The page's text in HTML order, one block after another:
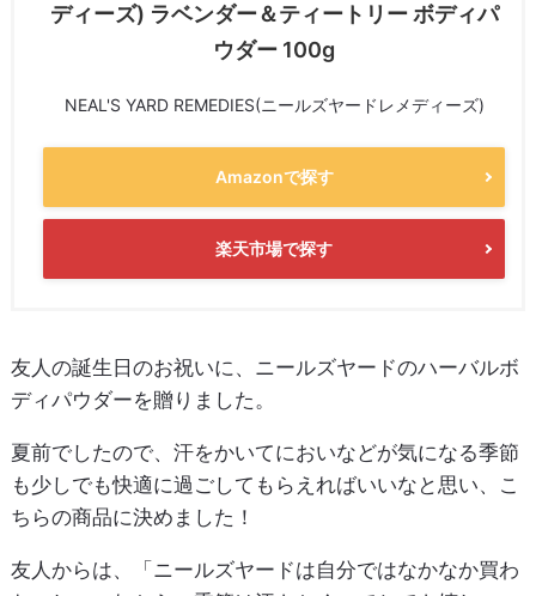
ディーズ) ラベンダー＆ティートリー ボディパ
ウダー 100g
NEAL'S YARD REMEDIES(ニールズヤードレメディーズ)
Amazonで探す
楽天市場で探す
友人の誕生日のお祝いに、ニールズヤードのハーバルボ
ディパウダーを贈りました。
夏前でしたので、汗をかいてにおいなどが気になる季節
も少しでも快適に過ごしてもらえればいいなと思い、こ
ちらの商品に決めました！
友人からは、「ニールズヤードは自分ではなかなか買わ